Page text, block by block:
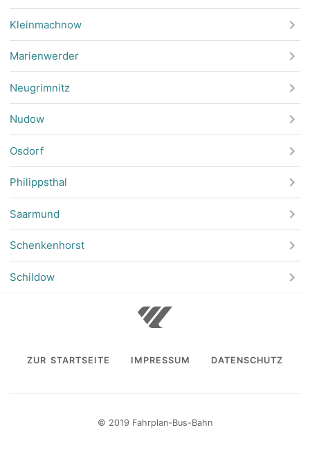
Kleinmachnow
Marienwerder
Neugrimnitz
Nudow
Osdorf
Philippsthal
Saarmund
Schenkenhorst
Schildow
ZUR STARTSEITE IMPRESSUM DATENSCHUTZ
© 2019 Fahrplan-Bus-Bahn